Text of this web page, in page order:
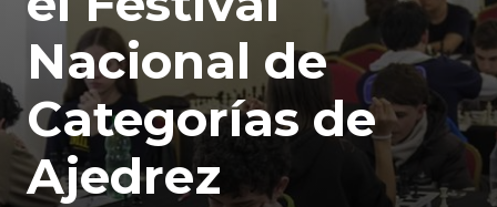
Nacional de
Categorías de
Ajedrez